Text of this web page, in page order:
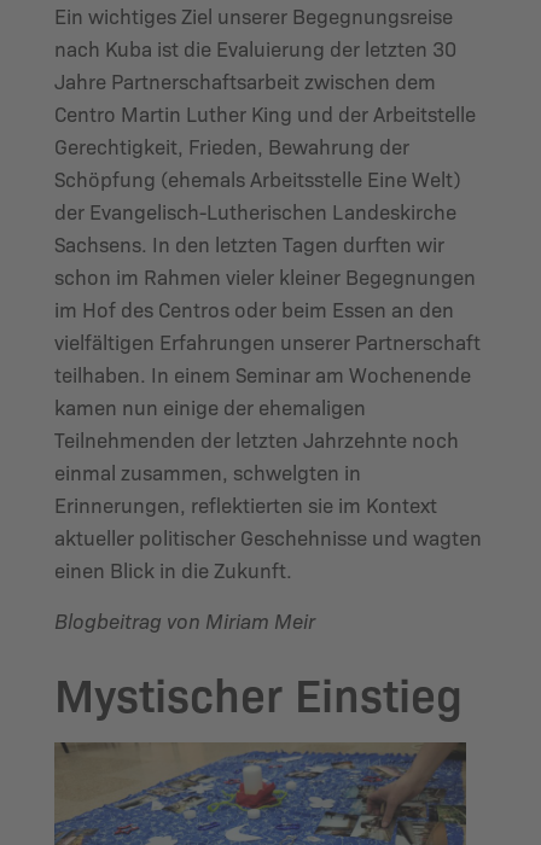
Ein wichtiges Ziel unserer Begegnungsreise
nach Kuba ist die Evaluierung der letzten 30
Jahre Partnerschaftsarbeit zwischen dem
Centro Martin Luther King und der Arbeitstelle
Gerechtigkeit, Frieden, Bewahrung der
Schöpfung (ehemals Arbeitsstelle Eine Welt)
der Evangelisch-Lutherischen Landeskirche
Sachsens. In den letzten Tagen durften wir
schon im Rahmen vieler kleiner Begegnungen
im Hof des Centros oder beim Essen an den
vielfältigen Erfahrungen unserer Partnerschaft
teilhaben. In einem Seminar am Wochenende
kamen nun einige der ehemaligen
Teilnehmenden der letzten Jahrzehnte noch
einmal zusammen, schwelgten in
Erinnerungen, reflektierten sie im Kontext
aktueller politischer Geschehnisse und wagten
einen Blick in die Zukunft.
Blogbeitrag von Miriam Meir
Mystischer Einstieg